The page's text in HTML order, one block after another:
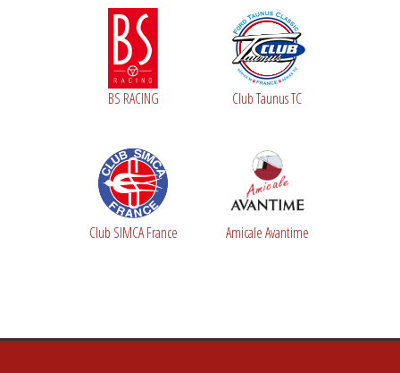
BS RACING Club Taunus TC
Club SIMCA France Amicale Avantime